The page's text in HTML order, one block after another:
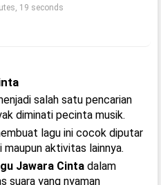
19 seconds
salah satu pencarian
diminati pecinta musik.
lagu ini cocok diputar
aktivitas lainnya.
Jawara Cinta dalam
suara yang nyaman